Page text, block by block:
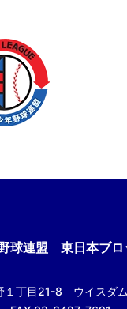
球連盟 東日本ブロ
１丁目21-8 ウイスダ